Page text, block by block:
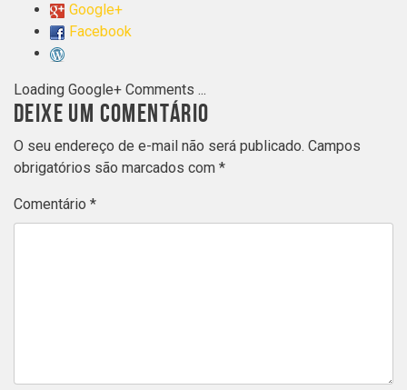
Google+
Facebook
Loading Google+ Comments ...
DEIXE UM COMENTÁRIO
O seu endereço de e-mail não será publicado. Campos
obrigatórios são marcados com *
Comentário *